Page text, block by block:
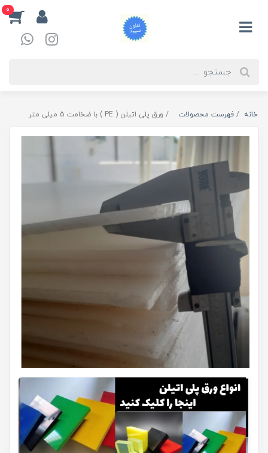
0
خانه فهرست محصولات ورق پلی اتیلن ( PE ) با ضخامت 5 میلی متر